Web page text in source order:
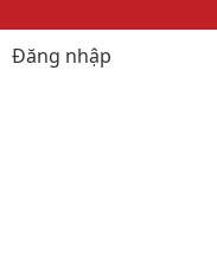
Đăng nhập